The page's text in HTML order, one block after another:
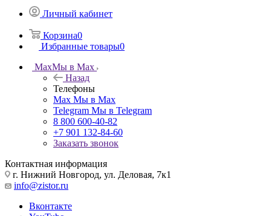
Личный кабинет
Корзина0
Избранные товары0
MaxМы в Max
Назад
Телефоны
Max Мы в Max
Telegram Мы в Telegram
8 800 600-40-82
+7 901 132-84-60
Заказать звонок
Контактная информация
г. Нижний Новгород, ул. Деловая, 7к1
info@zistor.ru
Вконтакте